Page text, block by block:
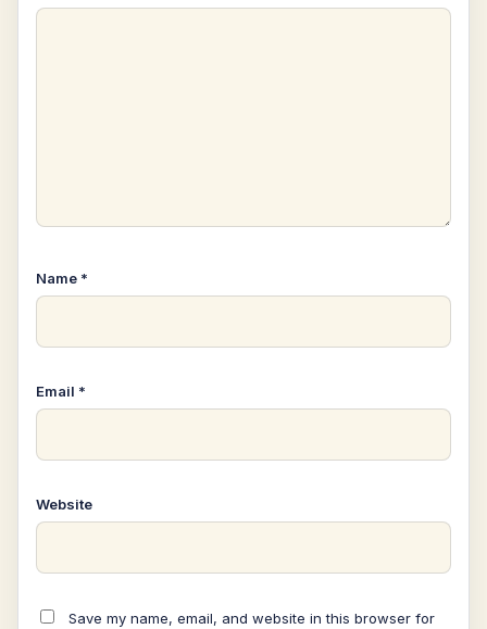
Name *
Email *
Website
Save my name, email, and website in this browser for